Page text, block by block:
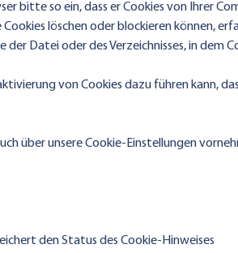
bitte so ein, dass er Cookies von Ihrer
löschen oder blockieren können,
Datei oder des Verzeichnisses, in dem
von Cookies dazu führen kann,
über unsere Cookie-Einstellungen
den Status des Cookie-Hinweises